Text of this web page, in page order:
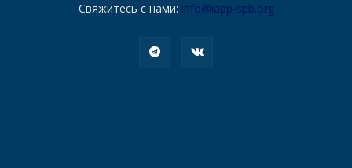
Свяжитесь с нами: info@iapp-spb.org